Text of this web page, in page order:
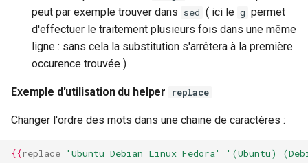
peut par exemple trouver dans sed ( ici le g permet
d'effectuer le traitement plusieurs fois dans une même
ligne : sans cela la substitution s'arrêtera à la première
occurence trouvée )
Exemple d'utilisation du helper replace
Changer l'ordre des mots dans une chaine de caractères :
{{replace 'Ubuntu Debian Linux Fedora' '(Ubuntu)